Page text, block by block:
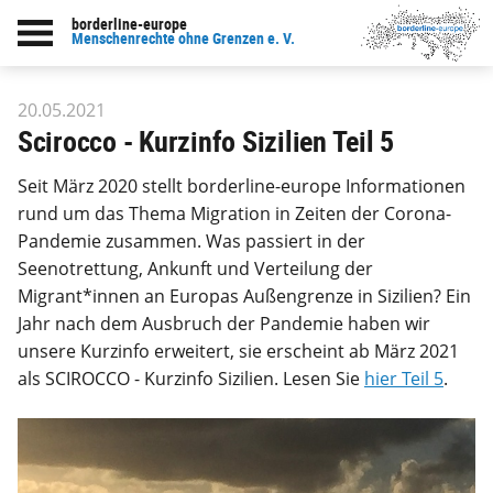
borderline-europe
Menschenrechte ohne Grenzen e. V.
zur Übersicht: Unsere Arbeit
20.05.2021
Scirocco - Kurzinfo Sizilien Teil 5
Seit März 2020 stellt borderline-europe Informationen
rund um das Thema Migration in Zeiten der Corona-
Pandemie zusammen. Was passiert in der
Seenotrettung, Ankunft und Verteilung der
Migrant*innen an Europas Außengrenze in Sizilien? Ein
Jahr nach dem Ausbruch der Pandemie haben wir
unsere Kurzinfo erweitert, sie erscheint ab März 2021
als SCIROCCO - Kurzinfo Sizilien. Lesen Sie hier Teil 5.